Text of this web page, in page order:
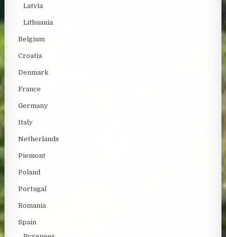
Latvia
Lithuania
Belgium
Croatia
Denmark
France
Germany
Italy
Netherlands
Piemont
Poland
Portugal
Romania
Spain